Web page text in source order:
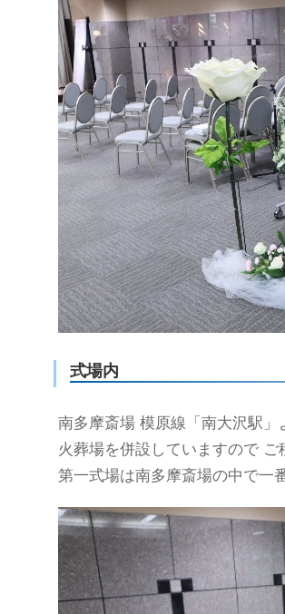
式場内
南多摩斎場 模原線「南大沢駅」
火葬場を併設していますので
第一式場は南多摩斎場の中で一